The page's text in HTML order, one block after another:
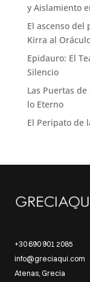
y Aislamiento
El ascenso del
Kirra al
Epidauro: El
Silencio
Las Puertas
lo Eterno
El Peripato de
+30 690 901 2085
info@greciaqui.com
Atenas, Grecia